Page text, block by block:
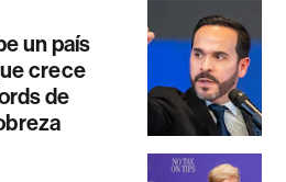
un país
crece
de